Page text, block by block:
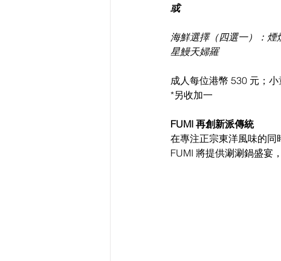
或
海鮮選擇（四選一）：
星鰻天婦羅
成人每位港幣 530 元；
*另收加一
FUMI 再創新派傳統
在專注正宗東洋風味的同
FUMI 將提供涮涮鍋盛宴